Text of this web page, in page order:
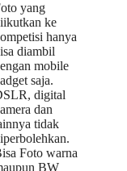
yang
ke
hanya
diambil
mobile
saja.
digital
dan
tidak
Foto warna
BW